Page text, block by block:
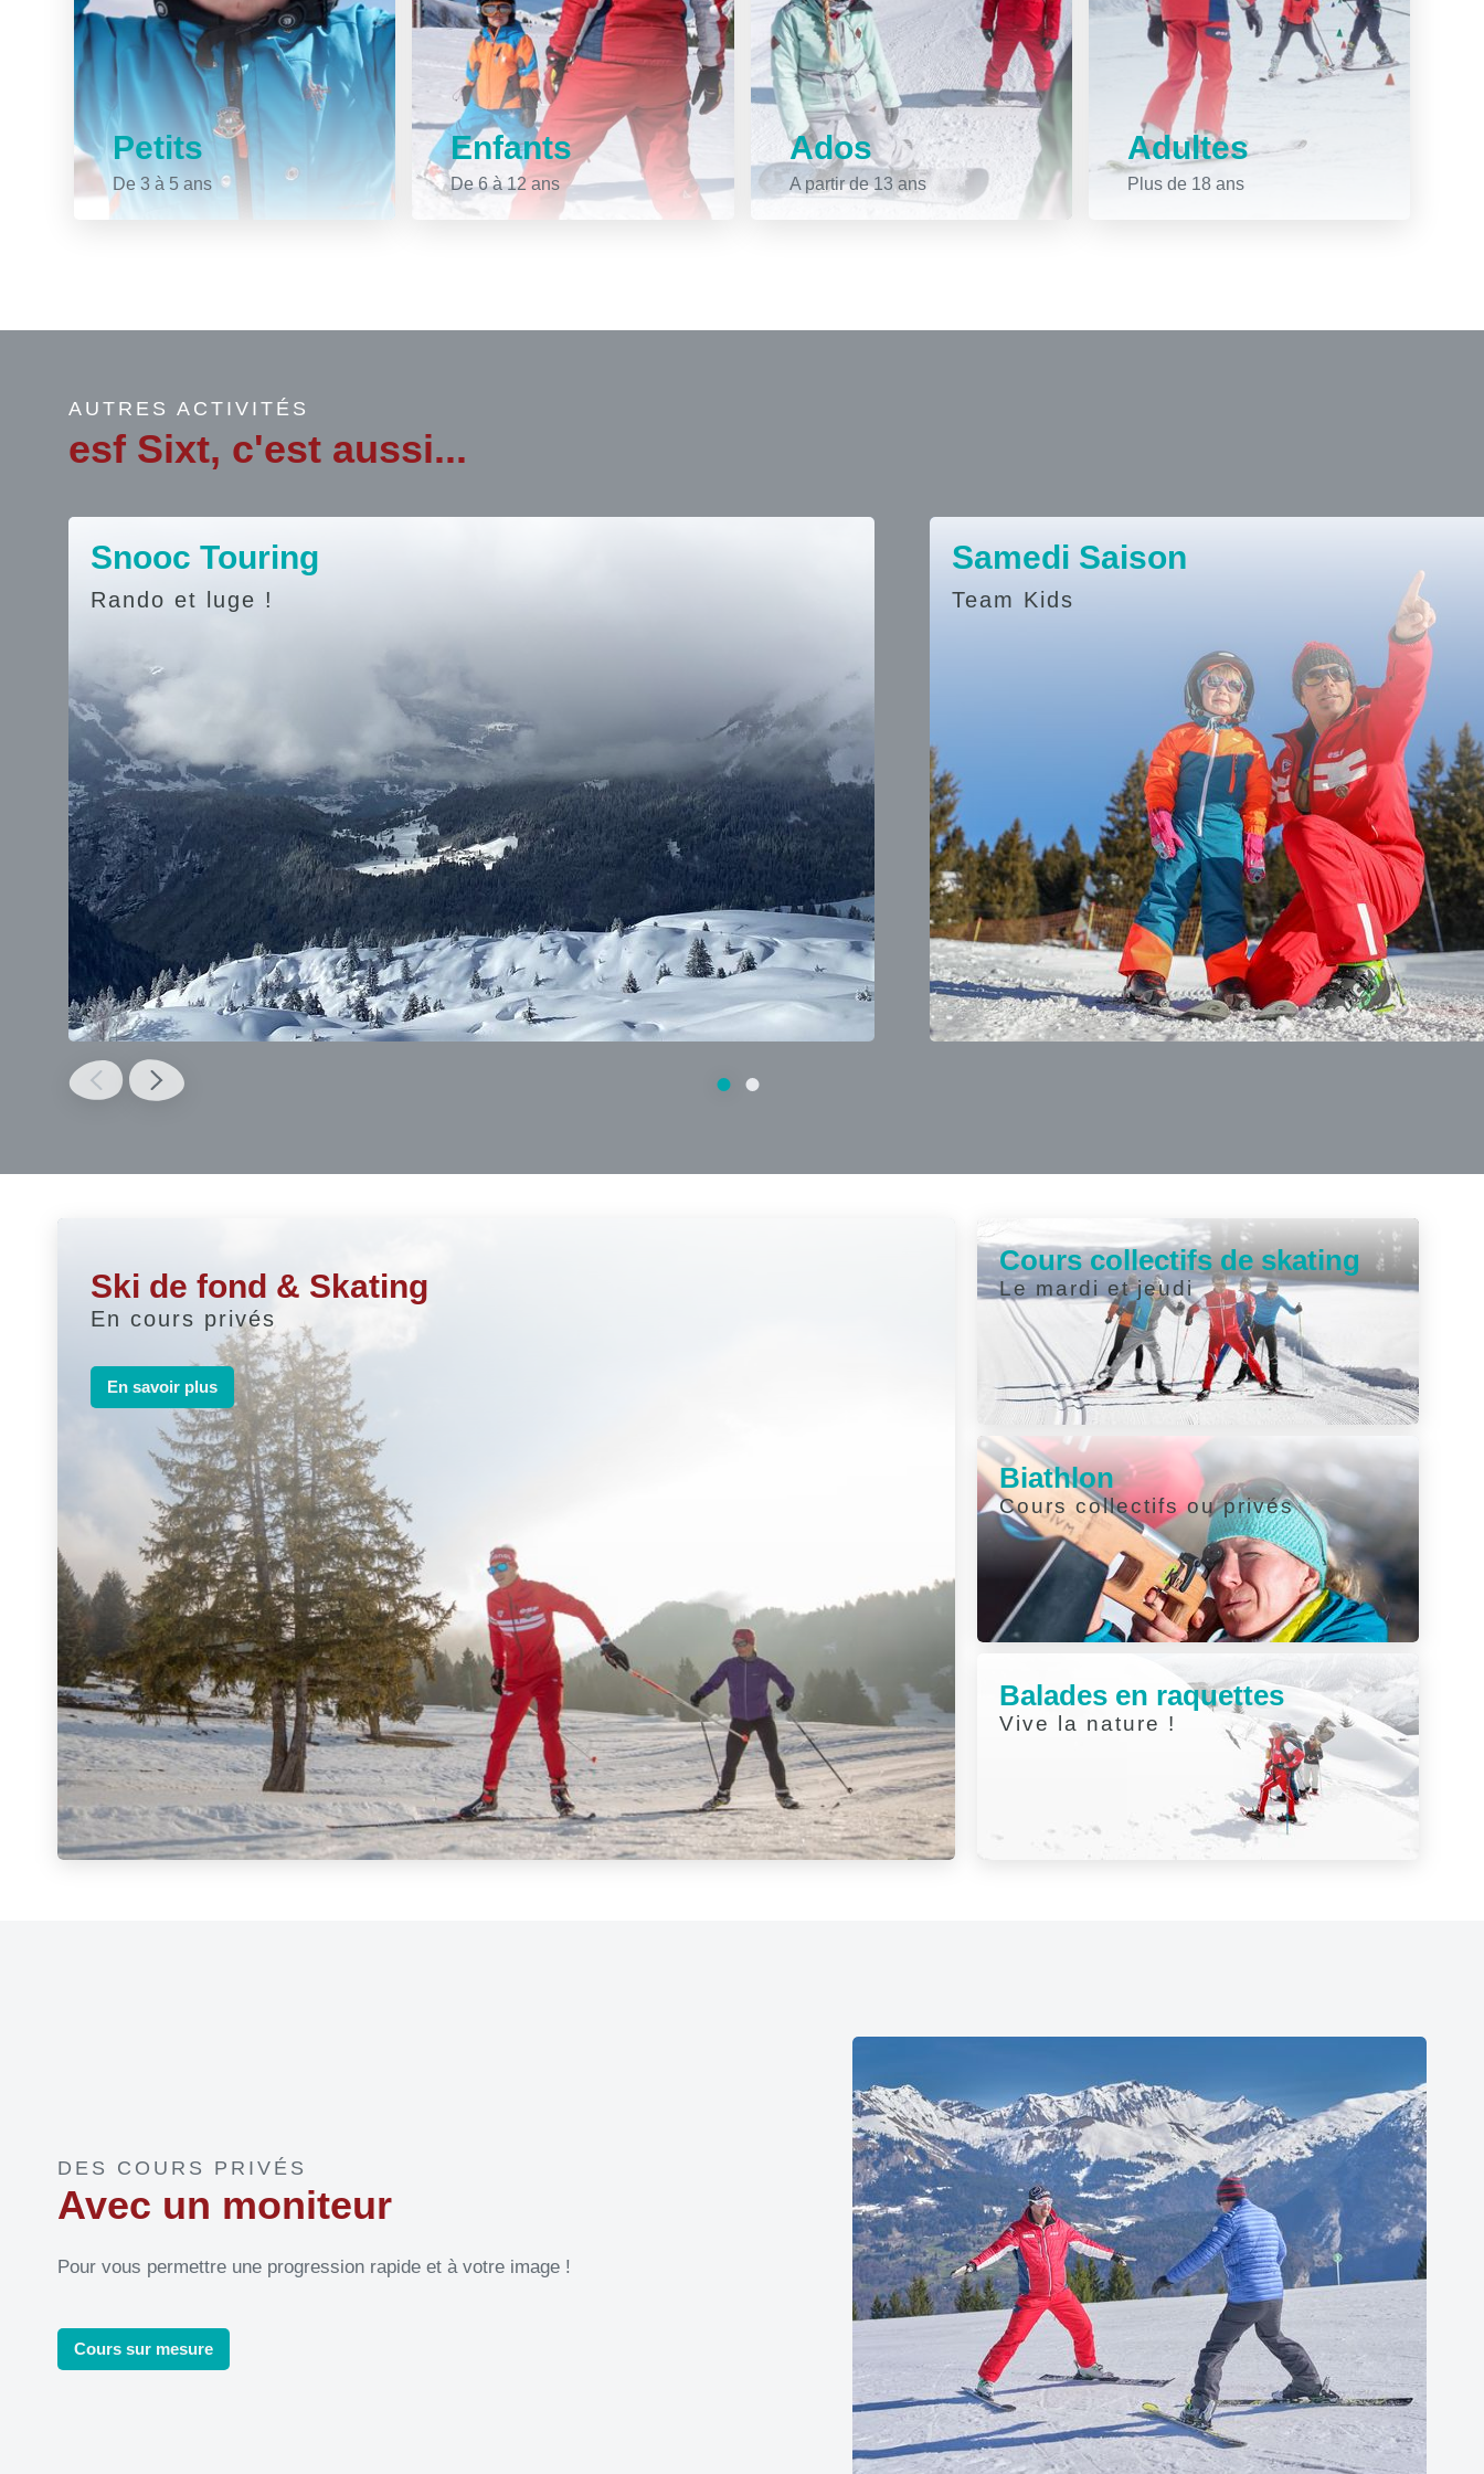
Petits
De 3 à 5 ans
Enfants
De 6 à 12 ans
Ados
A partir de 13 ans
Adultes
Plus de 18 ans
AUTRES ACTIVITÉS
esf Sixt, c'est aussi...
Snooc Touring
Rando et luge !
Samedi Saison
Team Kids
Ski de fond & Skating
En cours privés
En savoir plus
Cours collectifs de skating
Le mardi et jeudi
Biathlon
Cours collectifs ou privés
Balades en raquettes
Vive la nature !
DES COURS PRIVÉS
Avec un moniteur
Pour vous permettre une progression rapide et à votre image !
Cours sur mesure